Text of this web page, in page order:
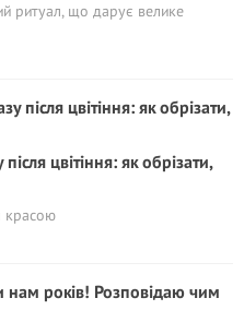
ритуал, що дарує велике
цвітіння: як обрізати,
красою